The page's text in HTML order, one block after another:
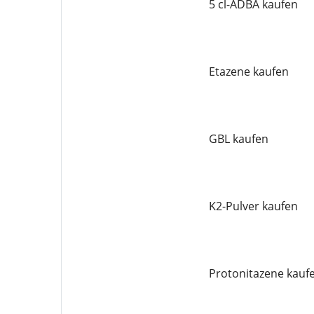
5 cl-ADBA kaufen
Etazene kaufen
GBL kaufen
K2-Pulver kaufen
Protonitazene